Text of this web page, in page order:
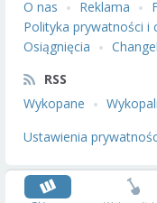
O nas
Reklama
Polityka prywatności i
Osiągnięcia
RSS
Wykopane
Ustawienia